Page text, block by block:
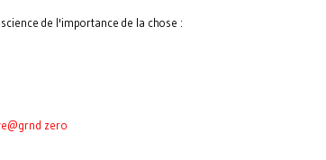
de l'importance de la chose :
zero